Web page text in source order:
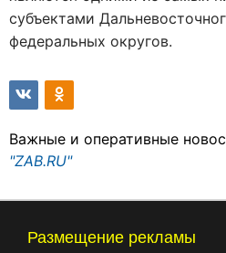
субъектами
федеральных округов.
Важные и оперативные
"ZAB.RU"
Размещение рекламы